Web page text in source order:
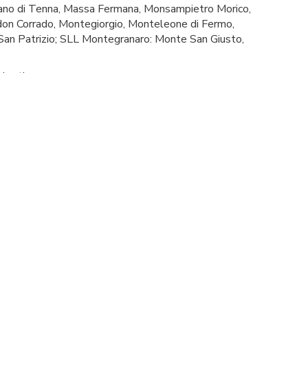
di Tenna, Massa Fermana, Monsampietro Morico,
Corrado, Montegiorgio, Monteleone di Fermo,
Patrizio; SLL Montegranaro: Monte San Giusto,